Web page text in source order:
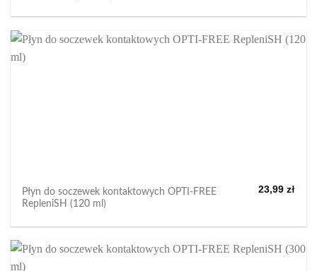
Płyn do soczewek kontaktowych OPTI-FREE
RepleniSH (120 ml)
23,99 zł